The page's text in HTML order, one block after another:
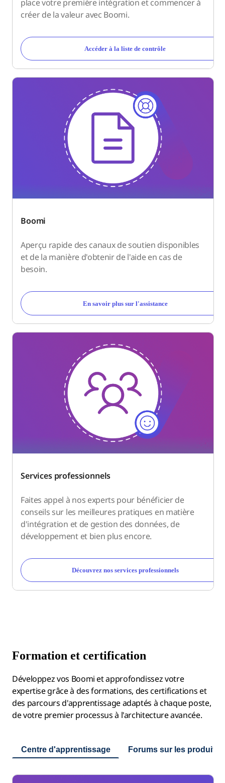
place votre première intégration et commencer à
créer de la valeur avec Boomi.
Accéder à la liste de contrôle
Boomi
Aperçu rapide des canaux de soutien disponibles
et de la manière d'obtenir de l'aide en cas de
besoin.
En savoir plus sur l'assistance
Services professionnels
Faites appel à nos experts pour bénéficier de
conseils sur les meilleures pratiques en matière
d'intégration et de gestion des données, de
développement et bien plus encore.
Découvrez nos services professionnels
Formation et certification
Développez vos Boomi et approfondissez votre
expertise grâce à des formations, des certifications et
des parcours d'apprentissage adaptés à chaque poste,
de votre premier processus à l'architecture avancée.
Centre d'apprentissage Forums sur les produits